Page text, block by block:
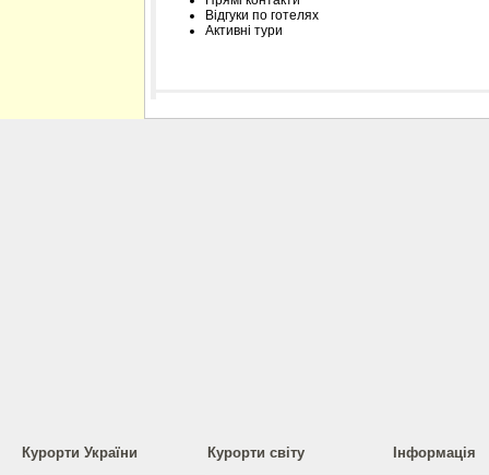
Відгуки по готелях
Активні тури
Розміщення інформації про готель на
Курорти України Курорти світу Інформація